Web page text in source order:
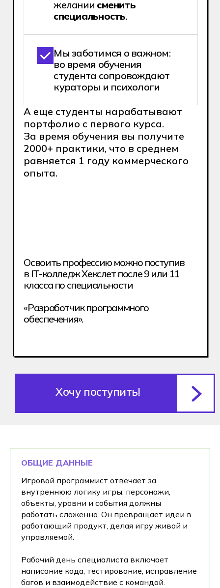
ОБЩИЕ ДАННЫЕ
Игровой программист отвечает за
внутреннюю логику игры: персонажи,
объекты, уровни и события должны
работать слаженно. Он превращает идеи в
работающий продукт, делая игру живой и
управляемой.
Рабочий день специалиста включает
написание кода, тестирование, исправление
багов и взаимодействие с командой.